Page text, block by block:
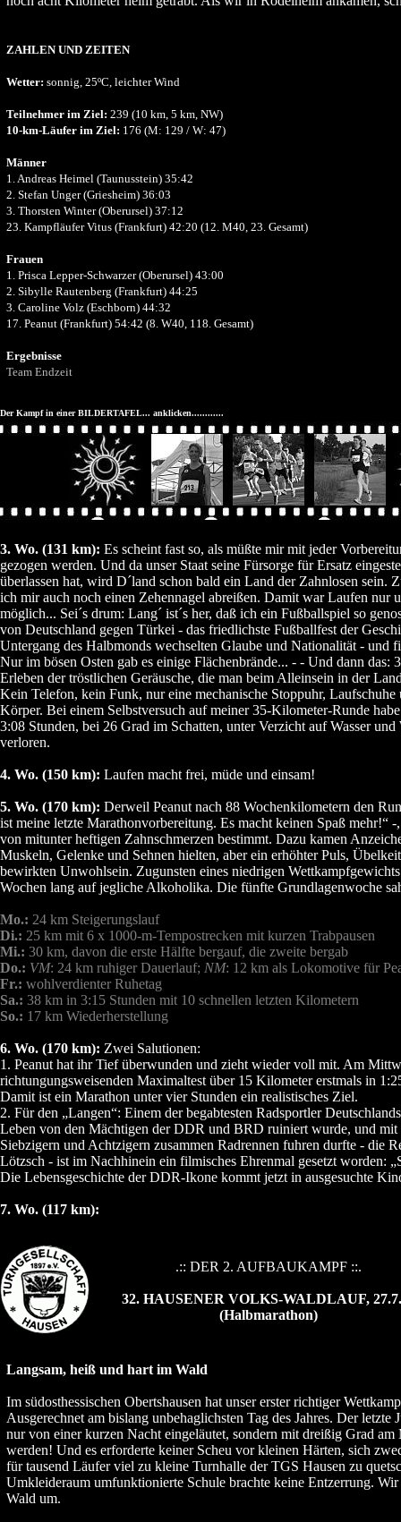
ZAHLEN UND ZEITEN
Wetter: sonnig, 25ºC, leichter Wind
Teilnehmer im Ziel: 239 (10 km, 5 km, NW)
10-km-Läufer im Ziel: 176 (M: 129 / W: 47)
Männer
1. Andreas Heimel (Taunusstein) 35:42
2. Stefan Unger (Griesheim) 36:03
3. Thorsten Winter (Oberursel) 37:12
23. Kampfläufer Vitus (Frankfurt) 42:20 (12. M40, 23. Gesamt)
Frauen
1. Prisca Lepper-Schwarzer (Oberursel) 43:00
2. Sibylle Rautenberg (Frankfurt) 44:25
3. Caroline Volz (Eschborn) 44:32
17. Peanut (Frankfurt) 54:42 (8. W40, 118. Gesamt)
Ergebnisse
Team Endzeit
Der Kampf in einer BILDERTAFEL... anklicken............
3. Wo. (131 km): Es scheint fast so, als müßte mir mit jeder
gezogen werden. Und da unser Staat seine Fürsorge für Ersatz
überlassen hat, wird D´land schon bald ein Land der Zahnlosen sein.
ich mir auch noch einen Zehennagel abreißen. Damit war Laufen nur
möglich... Sei´s drum: Lang´ ist´s her, daß ich ein Fußballspiel so
von Deutschland gegen Türkei - das friedlichste Fußballfest der
Untergang des Halbmonds wechselten Glaube und Nationalität - und
Nur im bösen Osten gab es einige Flächenbrände... - - Und dann das:
Erleben der tröstlichen Geräusche, die man beim Alleinsein in der
Kein Telefon, kein Funk, nur eine mechanische Stoppuhr, Laufschuhe
Körper. Bei einem Selbstversuch auf meiner 35-Kilometer-Runde
3:08 Stunden, bei 26 Grad im Schatten, unter Verzicht auf Wasser
verloren.
4. Wo. (150 km): Laufen macht frei, müde und einsam!
5. Wo. (170 km): Derweil Peanut nach 88 Wochenkilometern den
ist meine letzte Marathonvorbereitung. Es macht keinen Spaß mehr!“
von mitunter heftigen Zahnschmerzen bestimmt. Dazu kamen
Muskeln, Gelenke und Sehnen hielten, aber ein erhöhter Puls,
bewirkten Unwohlsein. Zugunsten eines niedrigen
Wochen lang auf jegliche Alkoholika. Die fünfte Grundlagenwoche
Mo.: 24 km Steigerungslauf
Di.: 25 km mit 6 x 1000-m-Tempostrecken mit kurzen Trabpausen
Mi.: 30 km, davon die erste Hälfte bergauf, die zweite bergab
Do.: VM: 24 km ruhiger Dauerlauf; NM: 12 km als Lokomotive für
Fr.: wohlverdienter Ruhetag
Sa.: 38 km in 3:15 Stunden mit 10 schnellen letzten Kilometern
So.: 17 km Wiederherstellung
6. Wo. (170 km): Zwei Salutionen:
1. Peanut hat ihr Tief überwunden und zieht wieder voll mit. Am
richtungungsweisenden Maximaltest über 15 Kilometer erstmals in
Damit ist ein Marathon unter vier Stunden ein realistisches Ziel.
2. Für den „Langen“: Einem der begabtesten Radsportler
Leben von den Mächtigen der DDR und BRD ruiniert wurde, und mit
Siebzigern und Achtzigern zusammen Radrennen fuhren durfte - die
Lötzsch - ist im Nachhinein ein filmisches Ehrenmal gesetzt worden:
Die Lebensgeschichte der DDR-Ikone kommt jetzt in ausgesuchte
7. Wo. (117 km):
.:: DER 2. AUFBAUKAMPF ::.
32. HAUSENER VOLKS-WALDLAUF,
(Halbmarathon)
Langsam, heiß und hart im Wald
Im südosthessischen Obertshausen hat unser erster richtiger
Ausgerechnet am bislang unbehaglichsten Tag des Jahres. Der letzte
nur von einer kurzen Nacht eingeläutet, sondern mit dreißig Grad am
werden! Und es erforderte keiner Scheu vor kleinen Härten, sich
für tausend Läufer viel zu kleine Turnhalle der TGS Hausen zu
Umkleideraum umfunktionierte Schule brachte keine Entzerrung.
Wald um.